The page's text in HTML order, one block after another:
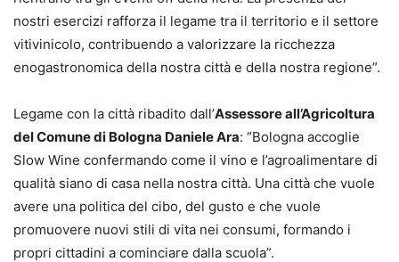
nostri esercizi rafforza il legame tra il territorio e il settore
vitivinicolo, contribuendo a valorizzare la ricchezza
enogastronomica della nostra città e della nostra regione”.
Legame con la città ribadito dall’Assessore all’Agricoltura
del Comune di Bologna Daniele Ara: “Bologna accoglie
Slow Wine confermando come il vino e l’agroalimentare di
qualità siano di casa nella nostra città. Una città che vuole
avere una politica del cibo, del gusto e che vuole
promuovere nuovi stili di vita nei consumi, formando i
propri cittadini a cominciare dalla scuola”.